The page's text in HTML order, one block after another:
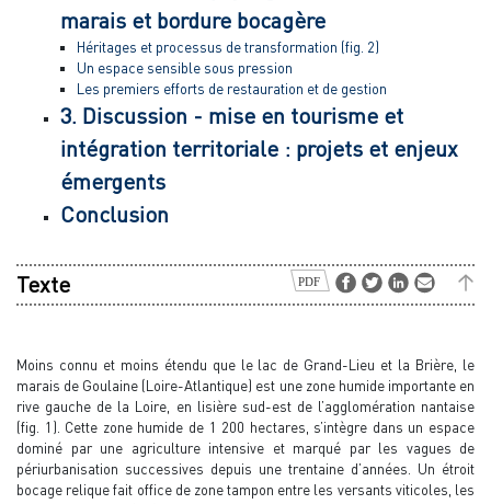
marais et bordure bocagère
Héritages et processus de transformation (fig. 2)
Un espace sensible sous pression
Les premiers efforts de restauration et de gestion
3. Discussion - mise en tourisme et
intégration territoriale : projets et enjeux
émergents
Conclusion
Texte
Moins connu et moins étendu que le lac de Grand-Lieu et la Brière, le
marais de Goulaine (Loire-Atlantique) est une zone humide importante en
rive gauche de la Loire, en lisière sud-est de l’agglomération nantaise
(fig. 1). Cette zone humide de 1 200 hectares, s’intègre dans un espace
dominé par une agriculture intensive et marqué par les vagues de
périurbanisation successives depuis une trentaine d’années. Un étroit
bocage relique fait office de zone tampon entre les versants viticoles, les